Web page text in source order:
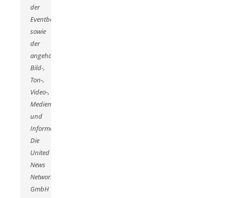
der
Eventbeschreibung,
sowie
der
angehängten
Bild-,
Ton-,
Video-,
Medien-
und
Informationsmaterialien.
Die
United
News
Network
GmbH